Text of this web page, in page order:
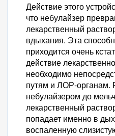
Действие этого
что небулайзер
лекарственный
вдыхания. Эта
приходится очень
действие
необходимо
путям и ЛОР-органам.
небулайзером до
лекарственный
попадает именно в
воспаленную